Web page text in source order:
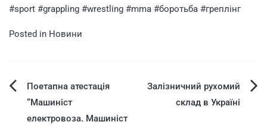
#sport #grappling #wrestling #mma #боротьба #греплінг
Posted in Новини
Поетапна атестація
“Машиніст
електровоза. Машиніст
Залізничний рухомий
склад в Україні